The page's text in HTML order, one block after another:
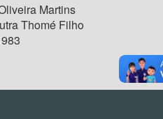
Martins
Thomé Filho